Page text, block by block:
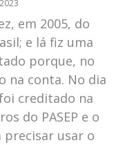
em 2005, do
e lá fiz uma
porque, no
na conta. No dia
creditado na
do PASEP e o
precisar usar o